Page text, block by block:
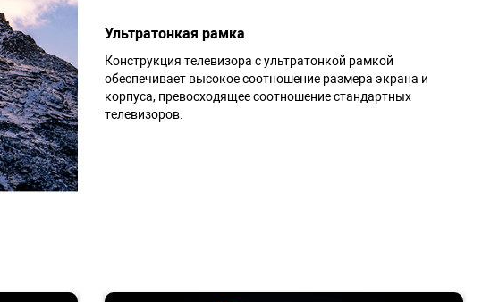
Ультратонкая рамка
Конструкция телевизора с ультратонкой рамкой
обеспечивает высокое соотношение размера экрана и
корпуса, превосходящее соотношение стандартных
телевизоров.